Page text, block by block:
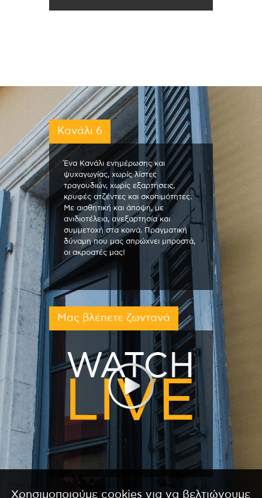
Κανάλι 6
Ένα Κανάλι ενημέρωσης και
ψυχαγωγίας, χωρίς λίστες
τραγουδιών, χωρίς εξαρτήσεις,
κρυφές ατζέντες και σκοπιμότητες.
Με αισθητική και άποψη, με
ανιδιοτέλεια, ανεξαρτησία και
συμμετοχή στα κοινά. Πραγματική
δύναμη που μας σπρώχνει μπροστά,
οι ακροατές μας!
Μας βλέπετε ζωντανά
Χρησιμοποιούμε cookies για να βελτιώνουμε